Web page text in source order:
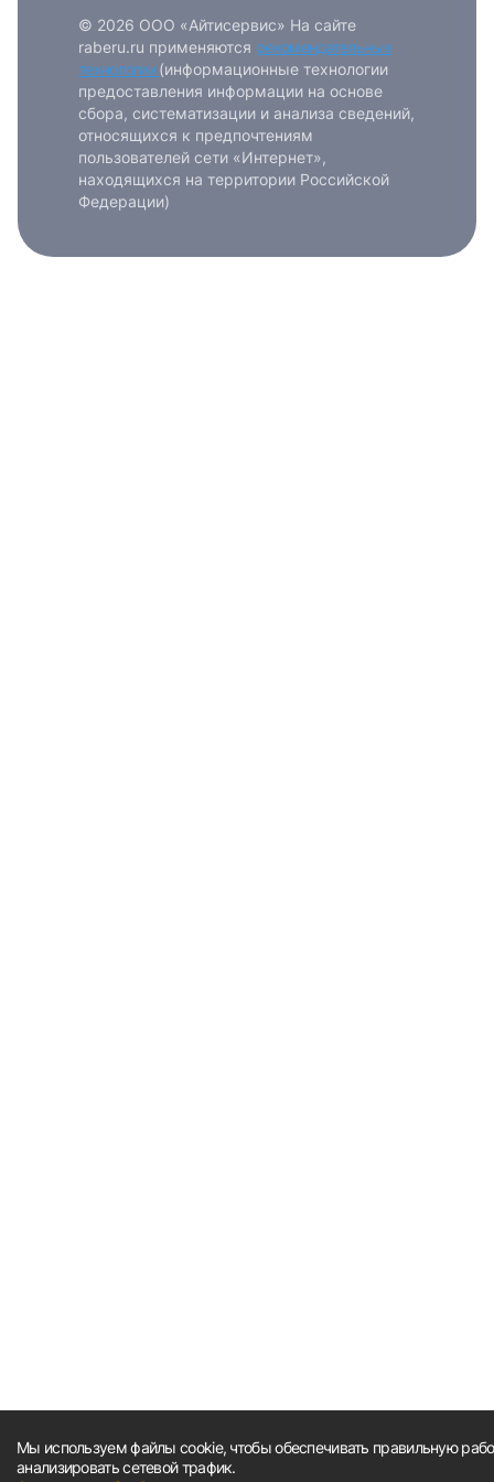
Мы используем файлы cookie, чтобы обеспечивать правильную
анализировать сетевой трафик.
© 2026 ООО «Айтисервис» На сайте
raberu.ru применяются рекомендательные
технологии (информационные технологии
предоставления информации на основе
сбора, систематизации и анализа сведений,
относящихся к предпочтениям
пользователей сети «Интернет»,
находящихся на территории Российской
Федерации)